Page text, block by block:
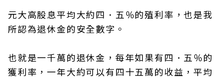
元大高股息平均大約四．五％的殖利率，也是我
所認為退休金的安全數字。
也就是一千萬的退休金，每年如果有四．五％的
獲利率，一年大約可以有四十五萬的收益，平均